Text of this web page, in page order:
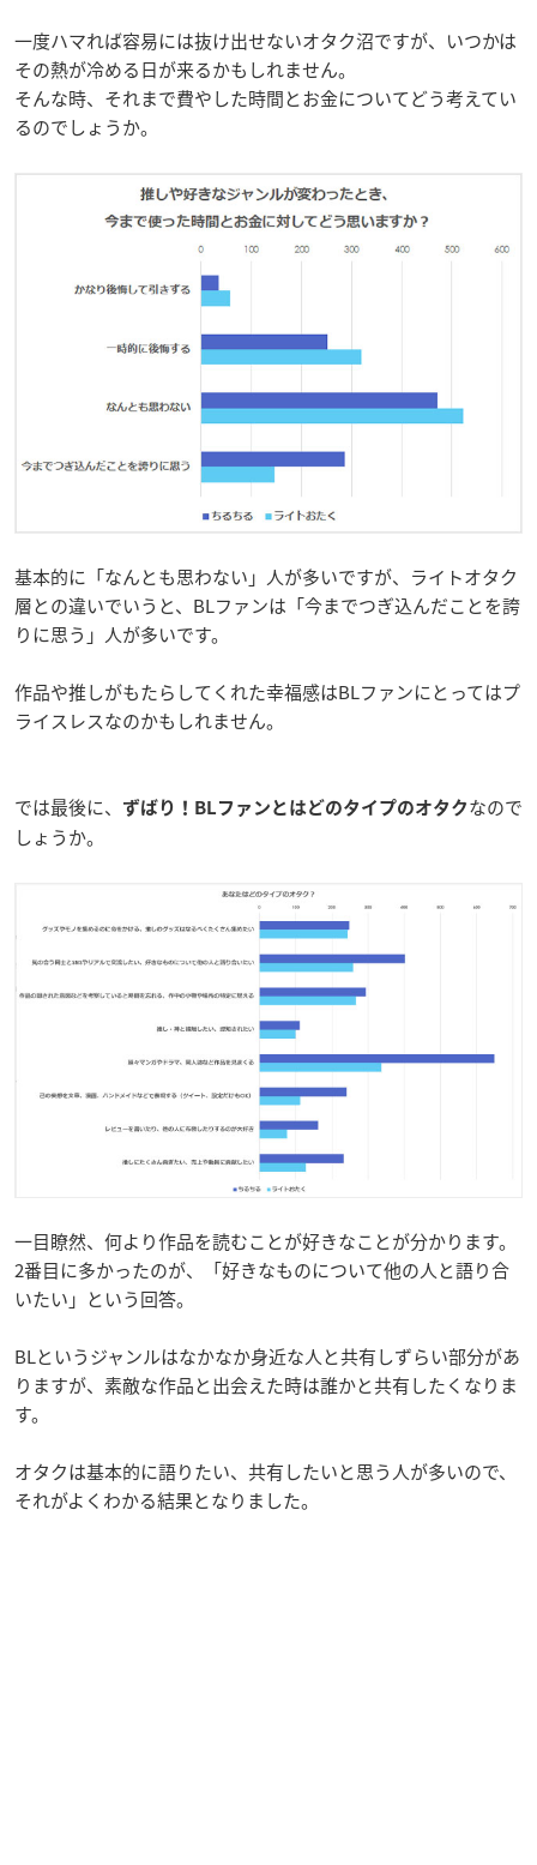
一度ハマれば容易には抜け出せないオタク沼ですが、いつかは
その熱が冷める日が来るかもしれません。
そんな時、それまで費やした時間とお金についてどう考えてい
るのでしょうか。
基本的に「なんとも思わない」人が多いですが、ライトオタク
層との違いでいうと、BLファンは「今までつぎ込んだことを誇
りに思う」人が多いです。
作品や推しがもたらしてくれた幸福感はBLファンにとってはプ
ライスレスなのかもしれません。
では最後に、 ずばり！BLファンとはどのタイプのオタク なので
しょうか。
一目瞭然、何より作品を読むことが好きなことが分かります。
2番目に多かったのが、「好きなものについて他の人と語り合
いたい」という回答。
BLというジャンルはなかなか身近な人と共有しずらい部分があ
りますが、素敵な作品と出会えた時は誰かと共有したくなりま
す。
オタクは基本的に語りたい、共有したいと思う人が多いので、
それがよくわかる結果となりました。